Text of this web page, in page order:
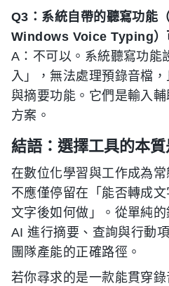
Q3：系統自帶的聽寫功能
Windows Voice Typing）
A：不可以。系統聽寫功能
入」，無法處理預錄音檔
與摘要功能。它們是輸入
方案。
結語：選擇工具的本
在數位化學習與工作成為
不應僅停留在「能否轉成
文字後如何做」。從單純
AI 進行摘要、查詢與行動
團隊產能的正確路徑。
若你尋求的是一款能貫穿